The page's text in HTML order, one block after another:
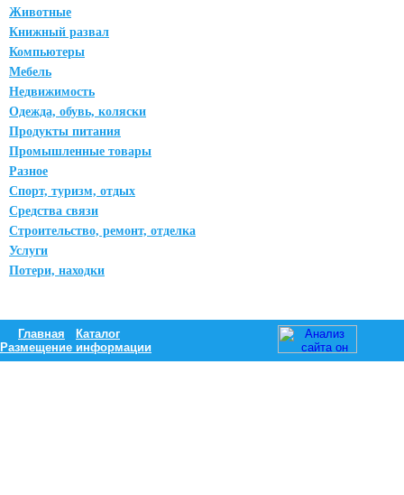
Животные
Книжный развал
Компьютеры
Мебель
Недвижимость
Одежда, обувь, коляски
Продукты питания
Промышленные товары
Разное
Спорт, туризм, отдых
Средства связи
Строительство, ремонт, отделка
Услуги
Потери, находки
Главная
Каталог
Размещение информации